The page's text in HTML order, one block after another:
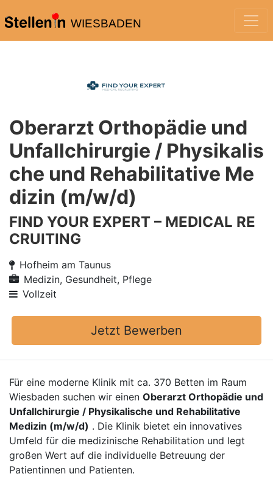
WIESBADEN
Oberarzt Orthopädie und
Unfallchirurgie / Physikalis
che und Rehabilitative Me
dizin (m/w/d)
FIND YOUR EXPERT – MEDICAL RE
CRUITING
Hofheim am Taunus
Medizin, Gesundheit, Pflege
Vollzeit
Jetzt Bewerben
Für eine moderne Klinik mit ca. 370 Betten im Raum
Wiesbaden suchen wir einen Oberarzt Orthopädie und
Unfallchirurgie / Physikalische und Rehabilitative
Medizin (m/w/d) . Die Klinik bietet ein innovatives
Umfeld für die medizinische Rehabilitation und legt
großen Wert auf die individuelle Betreuung der
Patientinnen und Patienten.